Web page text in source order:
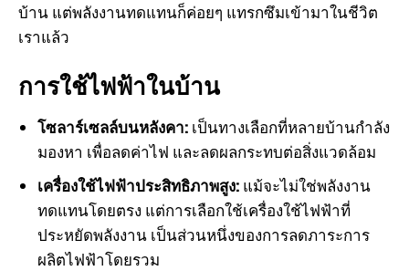
บ้าน แต่พลังงานทดแทนก็ค่อยๆ แทรกซึมเข้ามาในชีวิต
เราแล้ว
การใช้ไฟฟ้าในบ้าน
โซลาร์เซลล์บนหลังคา: เป็นทางเลือกที่หลายบ้านกำลัง
มองหา เพื่อลดค่าไฟ และลดผลกระทบต่อสิ่งแวดล้อม
เครื่องใช้ไฟฟ้าประสิทธิภาพสูง: แม้จะไม่ใช่พลังงาน
ทดแทนโดยตรง แต่การเลือกใช้เครื่องใช้ไฟฟ้าที่
ประหยัดพลังงาน เป็นส่วนหนึ่งของการลดภาระการ
ผลิตไฟฟ้าโดยรวม